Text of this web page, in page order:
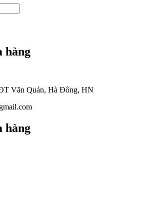
hàng
Văn Quán, Hà Đông, HN
hàng